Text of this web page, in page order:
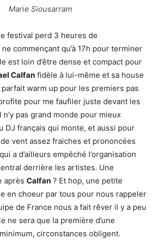
Marie Siousarram
festival perd 3 heures de
commençant qu’à 17h pour terminer
est loin d’être dense et compact pour
Calfan fidèle à lui-même et sa house
warm up pour les premiers pas
pour me faufiler juste devant les
n’y pas grand monde pour mieux
DJ français qui monte, et aussi pour
vent assez fraiches et prononcées
a d’ailleurs empêché l’organisation
derrière les artistes. Une
après Calfan ? Et hop, une petite
en choeur par tous pour nous rappeler
de France nous a fait rêver il y a peu
ne sera que la première d’une
circonstances obligent.